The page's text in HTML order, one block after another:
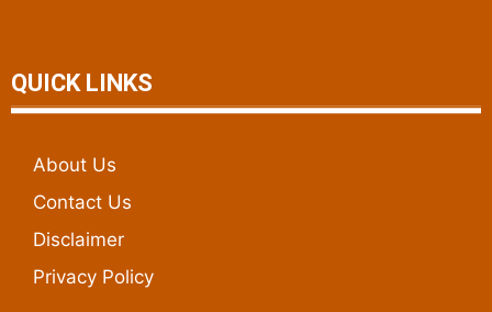
QUICK LINKS
About Us
Contact Us
Disclaimer
Privacy Policy